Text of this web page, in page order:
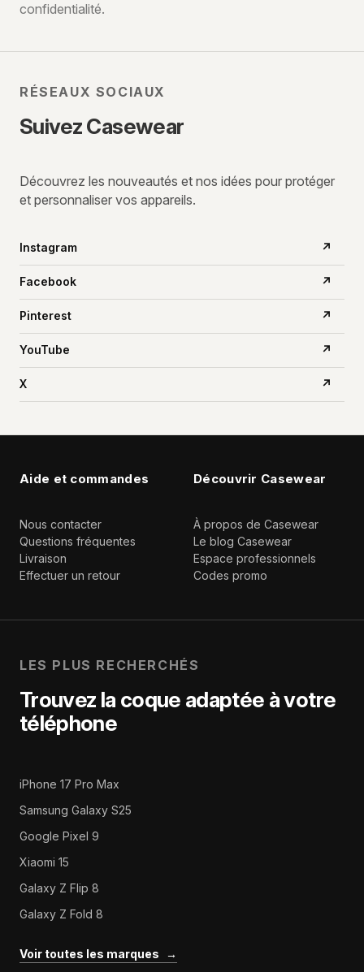
mail
confidentialité.
RÉSEAUX SOCIAUX
Suivez Casewear
Découvrez les nouveautés et nos idées pour protéger
et personnaliser vos appareils.
Instagram ↗
Facebook ↗
Pinterest ↗
YouTube ↗
X ↗
Aide et commandes
Nous contacter
Questions fréquentes
Livraison
Effectuer un retour
Découvrir Casewear
À propos de Casewear
Le blog Casewear
Espace professionnels
Codes promo
LES PLUS RECHERCHÉS
Trouvez la coque adaptée à votre
téléphone
iPhone 17 Pro Max
Samsung Galaxy S25
Google Pixel 9
Xiaomi 15
Galaxy Z Flip 8
Galaxy Z Fold 8
Voir toutes les marques →